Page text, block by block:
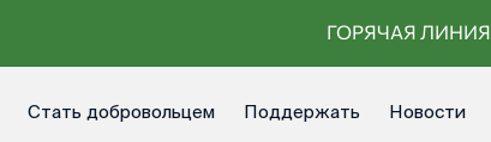
ГОРЯЧАЯ ЛИНИЯ
Стать добровольцем Поддержать Новости